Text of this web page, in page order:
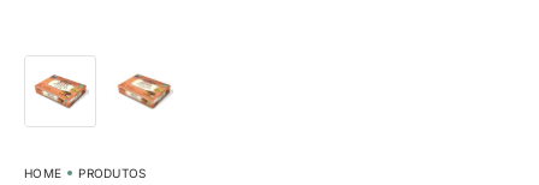
HOME PRODUTOS